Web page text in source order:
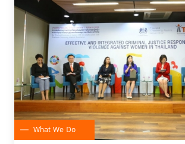
What We Do